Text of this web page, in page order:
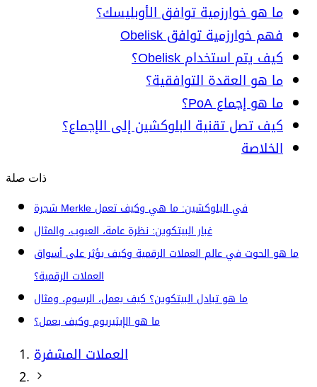
ما هو خوارزمية توافق الأوبليسك؟
فهم خوارزمية توافق Obelisk
كيف يتم استخدام Obelisk؟
ما هو العقدة التوافقية؟
ما هو إجماع PoA؟
كيف تصل تقنية البلوكشين إلى الإجماع؟
الخلاصة
ذات صلة
شجرة Merkle في البلوكشين: ما هي وكيف تعمل
غبار البيتكوين: نظرة عامة، العيوب، والمثال
ما هو الحوت في عالم العملات الرقمية وكيف يؤثر على أسواق
العملات الرقمية؟
ما هو تبادل البيتكوين؟ كيف يعمل، الرسوم، ومثال
ما هو الإيثيريوم وكيف يعمل؟
العملات المشفرة